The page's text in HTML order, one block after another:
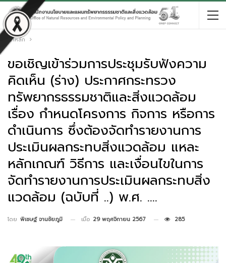
หน้าหลัก
ขอเชิญเข้าร่วมการประชุมรับฟังความ
คิดเห็น (ร่าง) ประกาศกระทรวง
ทรัพยากรธรรมชาติและสิ่งแวดล้อม
เรื่อง กำหนดโครงการ กิจการ หรือการ
ดำเนินการ ซึ่งต้องจัดทำรายงานการ
ประเมินผลกระทบสิ่งแวดล้อม แหละ
หลักเกณฑ์ วิธีการ และเงื่อนไขในการ
จัดทำรายงานการประเมินผลกระทบสิ่ง
แวดล้อม (ฉบับที่ ..) พ.ศ. ….
โดย พิเชษฐ์ จานชัยภูมิ เมื่อ 29 พฤศจิกายน 2567 285